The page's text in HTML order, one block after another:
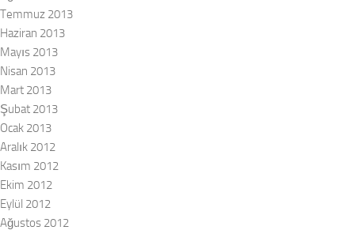
Temmuz 2013
Haziran 2013
Mayıs 2013
Nisan 2013
Mart 2013
Şubat 2013
Ocak 2013
Aralık 2012
Kasım 2012
Ekim 2012
Eylül 2012
Ağustos 2012